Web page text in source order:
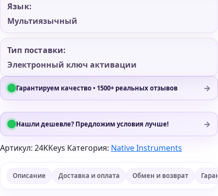
Язык:
Мультиязычный
Тип поставки:
Электронный ключ активации
Гарантируем качество • 1500+ реальных отзывов →
Нашли дешевле? Предложим условия лучше! →
Артикул: 24KKeys Категория: Native Instruments
Описание Доставка и оплата Обмен и возврат